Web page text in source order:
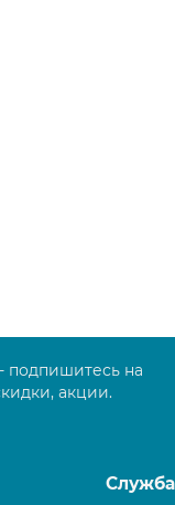
подпишитесь на
акции.